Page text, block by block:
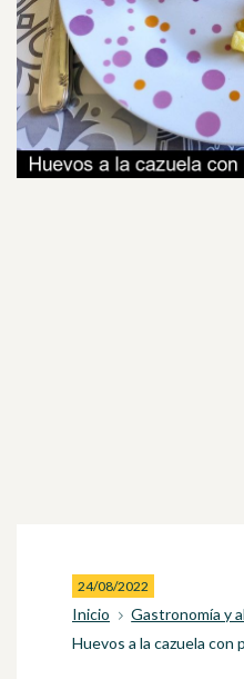
24/08/2022
Inicio
Gastronomía y
Huevos a la cazuela